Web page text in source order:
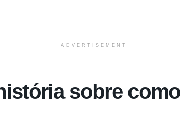
ADVERTISEMENT
sobre como